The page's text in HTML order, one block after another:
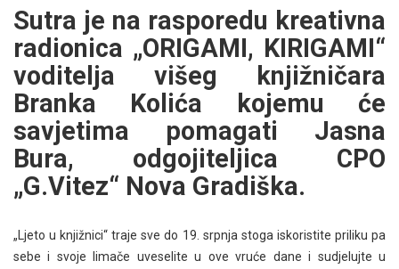
Sutra je na rasporedu kreativna
radionica „ORIGAMI, KIRIGAMI“
voditelja višeg knjižničara
Branka Kolića kojemu će
savjetima pomagati Jasna
Bura, odgojiteljica CPO
„G.Vitez“ Nova Gradiška.
„Ljeto u knjižnici“ traje sve do 19. srpnja stoga iskoristite priliku pa
sebe i svoje limače uveselite u ove vruće dane i sudjelujte u